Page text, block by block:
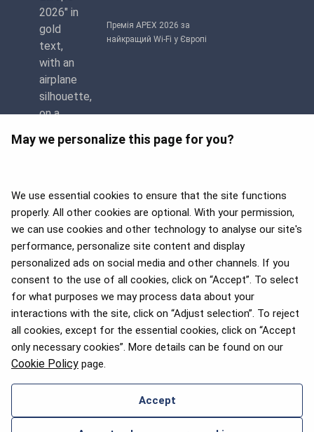
May we personalize this page for you?
We use essential cookies to ensure that the site functions
properly. All other cookies are optional. With your permission,
we can use cookies and other technology to analyse our site's
performance, personalize site content and display
personalized ads on social media and other channels. If you
consent to the use of all cookies, click on “Accept”. To select
for what purposes we may process data about your
interactions with the site, click on “Adjust selection”. To reject
all cookies, except for the essential cookies, click on “Accept
only necessary cookies”. More details can be found on our
Cookie Policy page.
Accept
Премія APEX 2026 за
найкращий Wi-Fi у Європі
APEX 2026 Five Star Major
Airline Award
Премія Flyers' Choice 2025